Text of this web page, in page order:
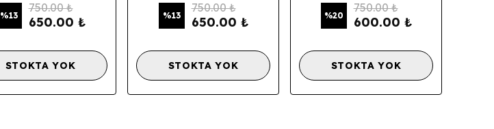
%13
750.00 ₺
650.00 ₺
STOKTA YOK
%13
750.00 ₺
650.00 ₺
STOKTA YOK
%20
750.00 ₺
600.00 ₺
STOKTA YOK